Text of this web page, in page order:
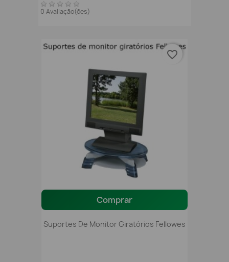
0 Avaliação(ões)
Comprar
Suportes De Monitor Giratórios Fellowes
favorite_border